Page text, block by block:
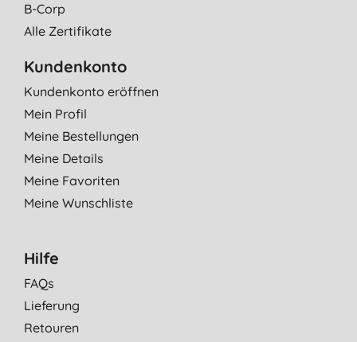
B-Corp
Alle Zertifikate
Kundenkonto
Kundenkonto eröffnen
Mein Profil
Meine Bestellungen
Meine Details
Meine Favoriten
Meine Wunschliste
Hilfe
FAQs
Lieferung
Retouren